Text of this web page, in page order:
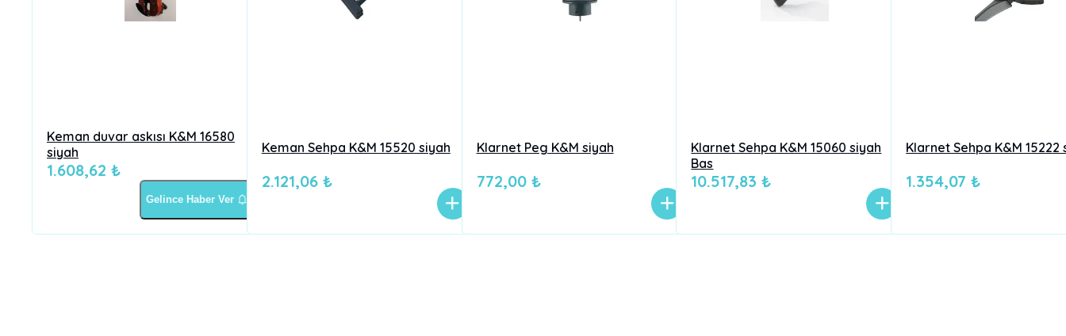
Keman duvar askısı K&M 16580
siyah
1.608,62 ₺
Gelince Haber Ver
Keman Sehpa K&M 15520 siyah
2.121,06 ₺
Klarnet Peg K&M siyah
772,00 ₺
Klarnet Sehpa K&M 15060 siyah
Bas
10.517,83 ₺
Klarnet Sehpa K&M 15222
1.354,07 ₺